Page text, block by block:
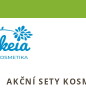
AKČNÍ SETY